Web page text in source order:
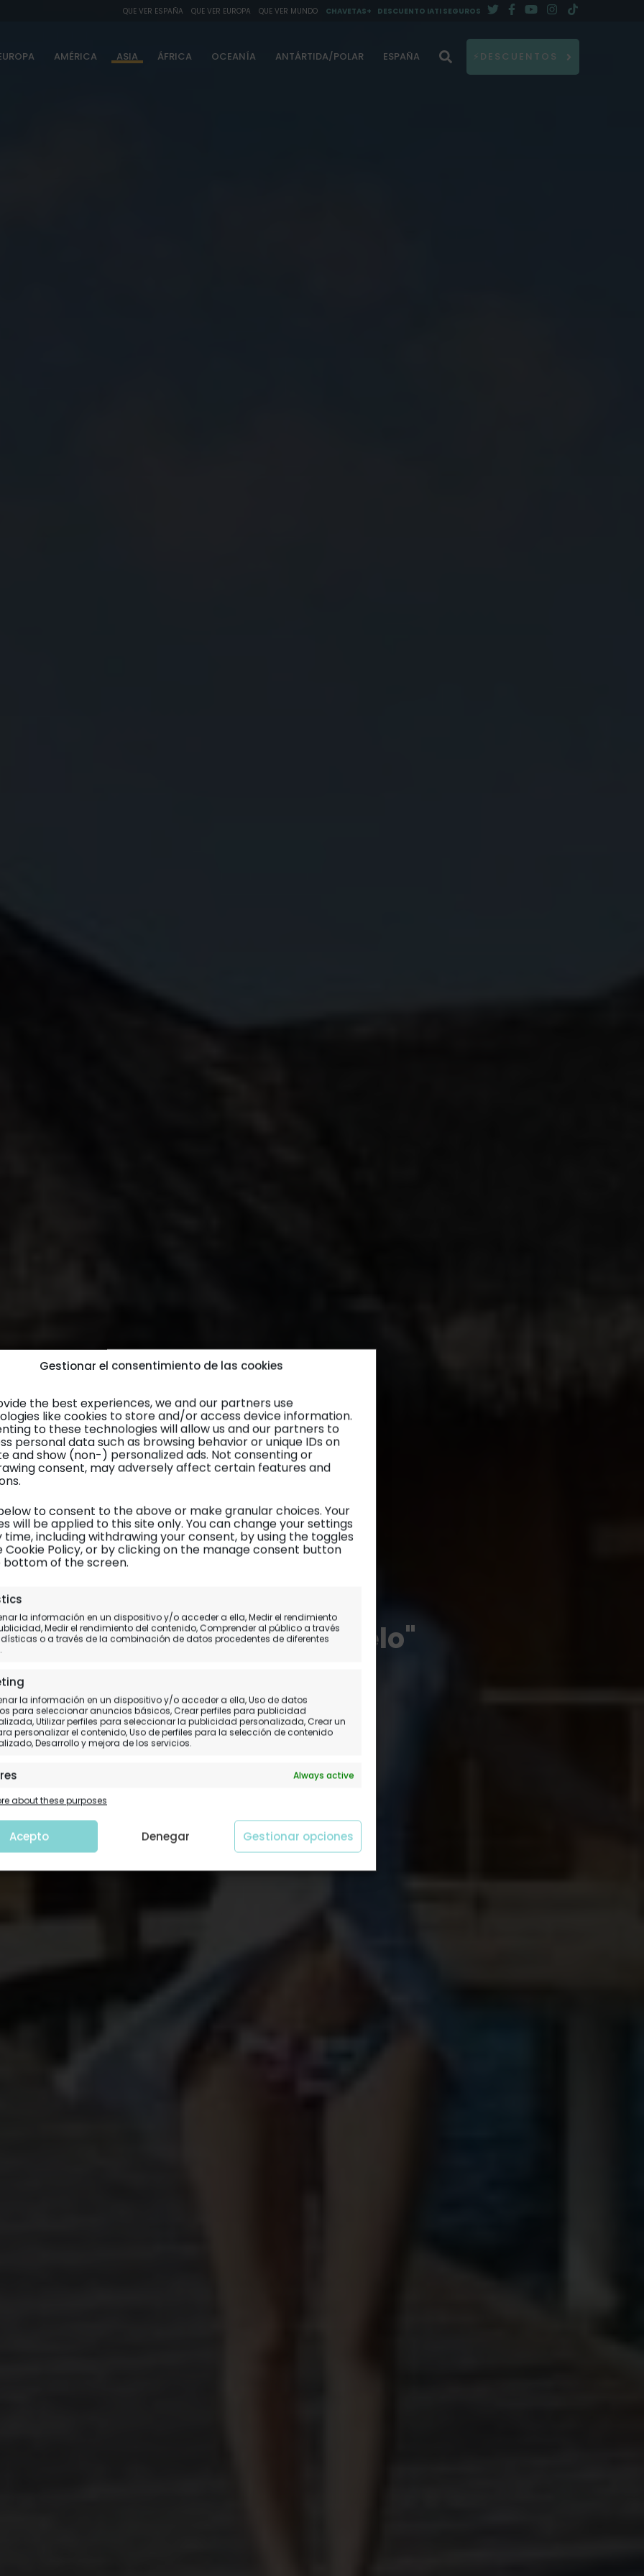
Gestionar el consentimiento de las cookies
the best experiences, we and our partners use
like cookies to store and/or access device information.
to these technologies will allow us and our partners to
personal data such as browsing behavior or unique IDs on
and show (non-) personalized ads. Not consenting or
consent, may adversely affect certain features and
to consent to the above or make granular choices. Your
will be applied to this site only. You can change your settings
time, including withdrawing your consent, by using the toggles
Cookie Policy, or by clicking on the manage consent button
of the screen.
la información en un dispositivo y/o acceder a ella, Medir el rendimiento
Medir el rendimiento del contenido, Comprender al público a través
o a través de la combinación de datos procedentes de diferentes
la información en un dispositivo y/o acceder a ella, Uso de datos
para seleccionar anuncios básicos, Crear perfiles para publicidad
Utilizar perfiles para seleccionar la publicidad personalizada, Crear un
personalizar el contenido, Uso de perfiles para la selección de contenido
Desarrollo y mejora de los servicios.
Always active
Vincular diferentes dispositivos, Identificación de
la seguridad, evitar y detectar fraudes, y
fallos, Ofrecer y presentar publicidad y Always active
about these purposes
Acepto Denegar Gestionar opciones
QUE VER ESPAÑA QUE VER EUROPA QUE VER MUNDO CHAVETAS+ DESCUENTO IATI SEGUROS
AMÉRICA ASIA ÁFRICA OCEANÍA ANTÁRTIDA/POLAR ESPAÑA ⚡DESCUENTOS
nuestro "pequeño cielo"